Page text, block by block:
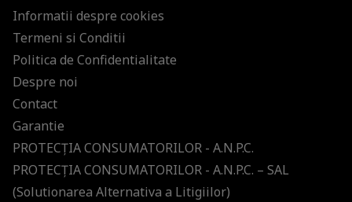
Informatii despre cookies
Termeni si Conditii
Politica de Confidentialitate
Despre noi
Contact
Garantie
PROTECŢIA CONSUMATORILOR - A.N.P.C.
PROTECŢIA CONSUMATORILOR - A.N.P.C. – SAL
(Solutionarea Alternativa a Litigiilor)